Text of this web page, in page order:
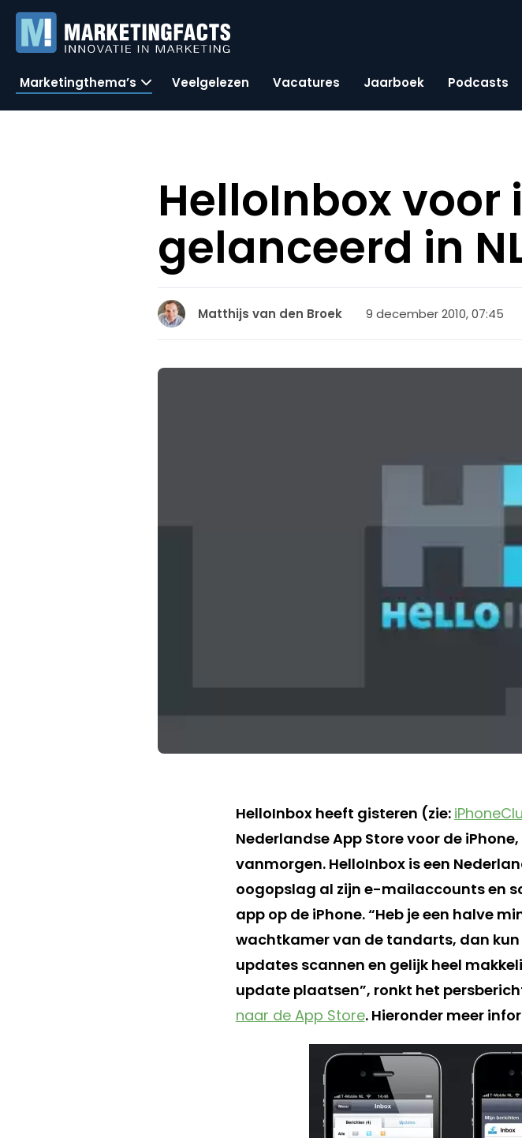
Marketingthema’s Veelgelezen Vacatures Jaarboek Podcasts
HelloInbox voor
gelanceerd in
Matthijs van den Broek 9 december 2010, 07:45
HelloInbox heeft gisteren (zie:
Nederlandse App Store voor de
vanmorgen. HelloInbox is een
oogopslag al zijn e-mailaccounts en
app op de iPhone. “Heb je een halve
wachtkamer van de tandarts, dan kun
updates scannen en gelijk heel
update plaatsen”, ronkt het
naar de App Store. Hieronder meer